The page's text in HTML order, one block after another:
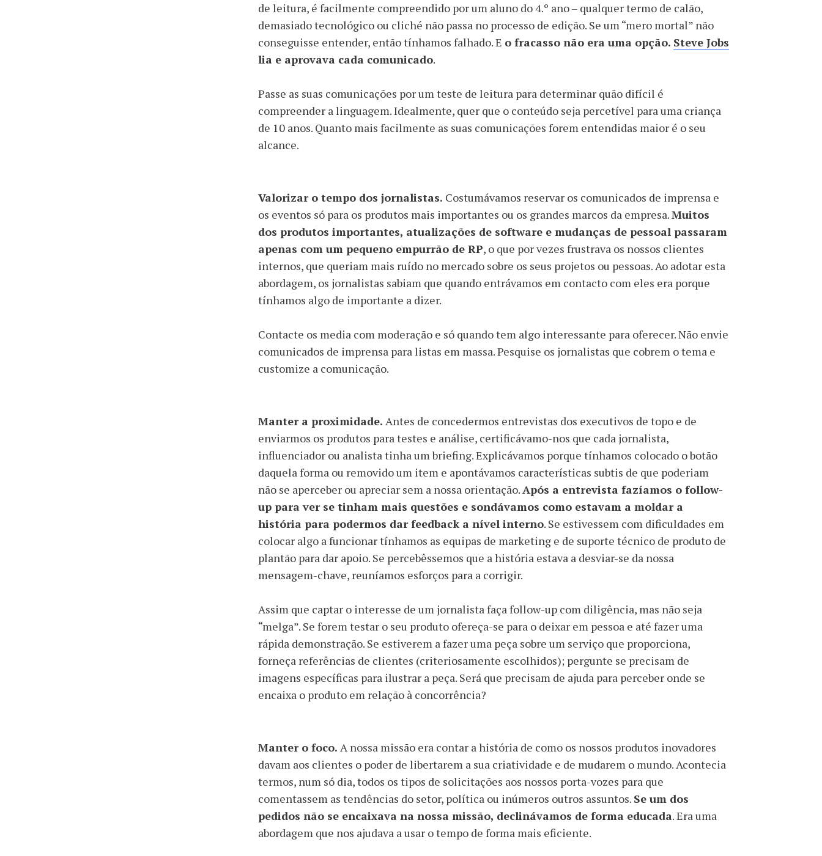
de leitura, é facilmente compreendido por um aluno do 4.º ano – qualquer termo de calão,
demasiado tecnológico ou cliché não passa no processo de edição. Se um “mero mortal” não
conseguisse entender, então tínhamos falhado. E o fracasso não era uma opção. Steve Jobs
lia e aprovava cada comunicado.
Passe as suas comunicações por um teste de leitura para determinar quão difícil é
compreender a linguagem. Idealmente, quer que o conteúdo seja percetível para uma criança
de 10 anos. Quanto mais facilmente as suas comunicações forem entendidas maior é o seu
alcance.
Valorizar o tempo dos jornalistas. Costumávamos reservar os comunicados de imprensa e
os eventos só para os produtos mais importantes ou os grandes marcos da empresa.Muitos
dos produtos importantes, atualizações de software e mudanças de pessoal passaram
apenas com um pequeno empurrão de RP, o que por vezes frustrava os nossos clientes
internos, que queriam mais ruído no mercado sobre os seus projetos ou pessoas. Ao adotar esta
abordagem, os jornalistas sabiam que quando entrávamos em contacto com eles era porque
tínhamos algo de importante a dizer.
Contacte os media com moderação e só quando tem algo interessante para oferecer. Não envie
comunicados de imprensa para listas em massa. Pesquise os jornalistas que cobrem o tema e
customize a comunicação.
Manter a proximidade. Antes de concedermos entrevistas dos executivos de topo e de
enviarmos os produtos para testes e análise, certificávamo-nos que cada jornalista,
influenciador ou analista tinha um briefing. Explicávamos porque tínhamos colocado o botão
daquela forma ou removido um item e apontávamos características subtis de que poderiam
não se aperceber ou apreciar sem a nossa orientação.Após a entrevista fazíamos o follow-
up para ver se tinham mais questões e sondávamos como estavam a moldar a
história para podermos dar feedback a nível interno. Se estivessem com dificuldades em
colocar algo a funcionar tínhamos as equipas de marketing e de suporte técnico de produto de
plantão para dar apoio. Se percebêssemos que a história estava a desviar-se da nossa
mensagem-chave, reuníamos esforços para a corrigir.
Assim que captar o interesse de um jornalista faça follow-up com diligência, mas não seja
“melga”. Se forem testar o seu produto ofereça-se para o deixar em pessoa e até fazer uma
rápida demonstração. Se estiverem a fazer uma peça sobre um serviço que proporciona,
forneça referências de clientes (criteriosamente escolhidos); pergunte se precisam de
imagens específicas para ilustrar a peça. Será que precisam de ajuda para perceber onde se
encaixa o produto em relação à concorrência?
Manter o foco. A nossa missão era contar a história de como os nossos produtos inovadores
davam aos clientes o poder de libertarem a sua criatividade e de mudarem o mundo. Acontecia
termos, num só dia, todos os tipos de solicitações aos nossos porta-vozes para que
comentassem as tendências do setor, política ou inúmeros outros assuntos. Se um dos
pedidos não se encaixava na nossa missão, declinávamos de forma educada. Era uma
abordagem que nos ajudava a usar o tempo de forma mais eficiente.